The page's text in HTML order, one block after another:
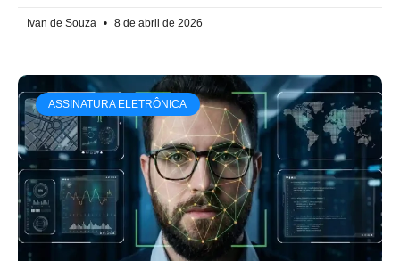
Ivan de Souza 8 de abril de 2026
ASSINATURA ELETRÔNICA